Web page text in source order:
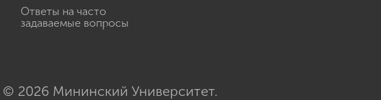
Ответы на часто
задаваемые вопросы
© 2026 Мининский Университет.